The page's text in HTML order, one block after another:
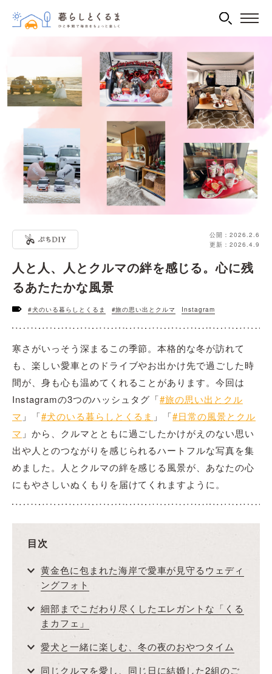
公開：2026.2.6
更新：2026.4.9
人と人、人とクルマの絆を感じる。心に残
るあたたかな風景
#犬のいる暮らしとくるま #旅の思い出とクルマ Instagram
寒さがいっそう深まるこの季節。本格的な冬が訪れて
も、楽しい愛車とのドライブやお出かけ先で過ごした時
間が、身も心も温めてくれることがあります。今回は
Instagramの3つのハッシュタグ「#旅の思い出とクル
マ 」「#犬のいる暮らしとくるま 」「#日常の風景とクル
マ 」から、クルマとともに過ごしたかけがえのない思い
出や人とのつながりを感じられるハートフルな写真を集
めました。人とクルマの絆を感じる風景が、あなたの心
にもやさしいぬくもりを届けてくれますように。
目次
黄金色に包まれた海岸で愛車が見守るウェディ
ングフォト
細部までこだわり尽くしたエレガントな「くる
まカフェ」
愛犬と一緒に楽しむ、冬の夜のおやつタイム
同じクルマを愛し、同じ日に結婚した2組のご